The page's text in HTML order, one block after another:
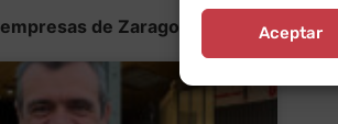
Aceptar
empresas de Zaragoza